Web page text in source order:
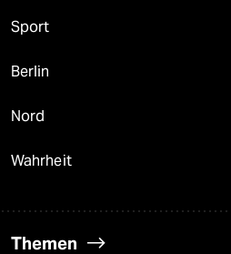
Sport
Berlin
Nord
Wahrheit
Themen